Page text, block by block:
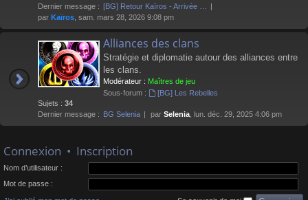
Dernier message : [BG] Retour Kaïros - Arrivée …
par Kaïros , sam. mars 28, 2026 9:08 pm
Alliances des clans
Stratégie et diplomatie autour des alliances entre
les clans.
Modérateur : Maîtres de jeu
Sous-forum :
[BG] Les Rebelles
Sujets : 34
Dernier message : BG Selenia par Selenia , lun. déc. 29, 2025 4:06 pm
Connexion • Inscription
Nom d’utilisateur :
Mot de passe :